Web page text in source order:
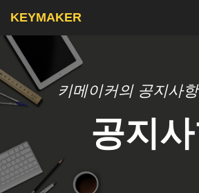
KEYMAKER
키메이커의 공지사
공지